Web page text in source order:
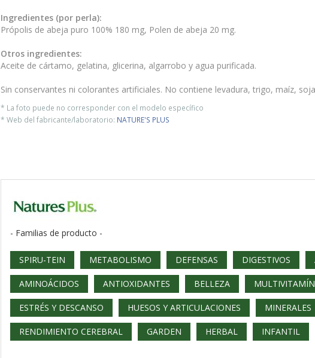
Ingredientes (por perla):
Própolis de abeja puro 100% 180 mg, Polen de abeja 20 mg.
Otros ingredientes:
Aceite de cártamo, gelatina, glicerina, algarrobo y agua purificada.
Sin conservantes ni colorantes artificiales. No contiene levadura, trigo, maíz,
* La foto puede no corresponder con el modelo específico
* Web del fabricante/laboratorio: NATURE'S PLUS
- Familias de producto -
SPIRU-TEIN METABOLISMO DEFENSAS DIGESTIVOS
AMINOÁCIDOS ANTIOXIDANTES BELLEZA
ESTRÉS Y DESCANSO HUESOS Y ARTICULACIONES MINERALES
RENDIMIENTO CEREBRAL GARDEN HERBAL INFANTIL